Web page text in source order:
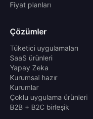
Fiyat planları
Çözümler
Tüketici uygulamaları
SaaS ürünleri
Yapay Zeka
Kurumsal hazır
Kurumlar
Çoklu uygulama ürünleri
B2B + B2C birleşik